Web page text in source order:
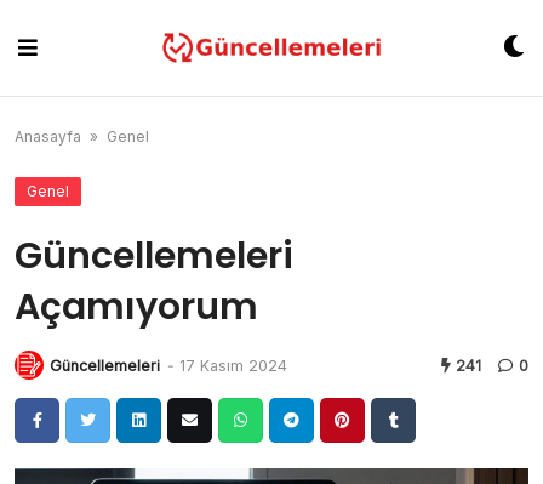
content
Anasayfa » Genel
Genel
Güncellemeleri
Açamıyorum
Güncellemeleri - 17 Kasım 2024 241 0